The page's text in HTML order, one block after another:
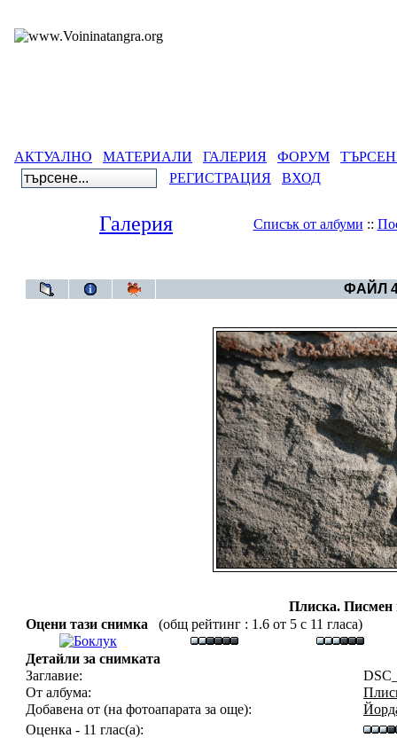
АКТУАЛНО МАТЕРИАЛИ ГАЛЕРИЯ ФОРУМ
РЕГИСТРАЦИЯ
ВХОД
Галерия Списък от албуми ::
ФАЙЛ
Плиска. Писмен
Оцени тази снимка
(общ рейтинг : 1.6 от 5 с 11 гласа)
Детайли за снимката
Заглавие:
От албума:
Добавена от (на фотоапарата за още):
Оценка - 11 глас(а):